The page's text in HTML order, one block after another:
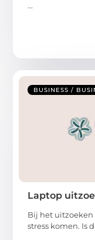
...
BUSINESS /
Laptop
Bij het uitzoeken
stress komen. Is